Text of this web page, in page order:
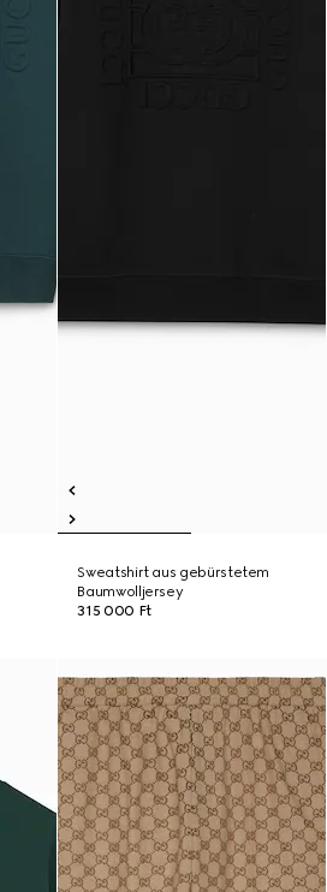
Sweatshirt aus gebürstetem
Baumwolljersey
315 000 Ft